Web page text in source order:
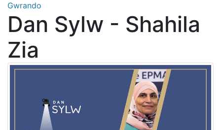
Gwrando
Dan Sylw - Shahila
Zia